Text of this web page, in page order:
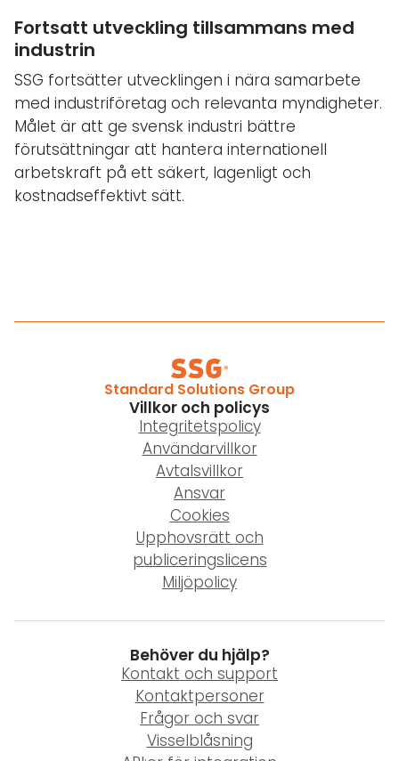
Fortsatt utveckling tillsammans med
industrin
SSG fortsätter utvecklingen i nära samarbete
med industriföretag och relevanta myndigheter.
Målet är att ge svensk industri bättre
förutsättningar att hantera internationell
arbetskraft på ett säkert, lagenligt och
kostnadseffektivt sätt.
Standard Solutions Group
Villkor och policys
Integritetspolicy
Användarvillkor
Avtalsvillkor
Ansvar
Cookies
Upphovsrätt och
publiceringslicens
Miljöpolicy
Behöver du hjälp?
Kontakt och support
Kontaktpersoner
Frågor och svar
Visselblåsning